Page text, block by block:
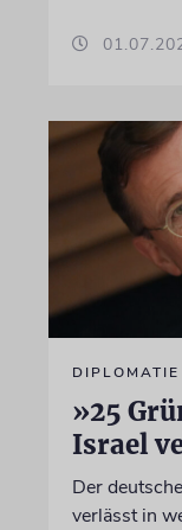
DIPLOMATIE
»25
Israel
Der
verlässt in